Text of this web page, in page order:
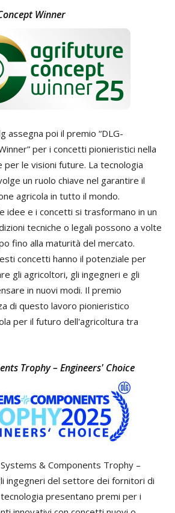
Winner
assegna poi il premio “DLG-
per i concetti pionieristici nella
per le visioni future. La tecnologia
un ruolo chiave nel garantire il
agricola in tutto il mondo.
idee e i concetti si trasformano in un
tecniche o legali possono a volte
fino alla maturità del mercato.
concetti hanno il potenziale per
gli agricoltori, gli ingegneri e gli
in nuovi modi. Il premio
di questo lavoro pionieristico
per il futuro dell'agricoltura tra
Trophy – Engineers' Choice
& Components Trophy –
ingegneri del settore dei fornitori di
presentano premi per i